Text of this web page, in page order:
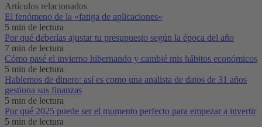
Artículos relacionados
El fenómeno de la «fatiga de aplicaciones»‌
5 min de lectura
Por qué deberías ajustar tu presupuesto según la época del año
7 min de lectura
Cómo pasé el invierno hibernando y cambié mis hábitos económicos
5 min de lectura
Hablemos de dinero: así es como una analista de datos de 31 años
gestiona sus finanzas
5 min de lectura
Por qué 2025 puede ser el momento perfecto para empezar a invertir
5 min de lectura